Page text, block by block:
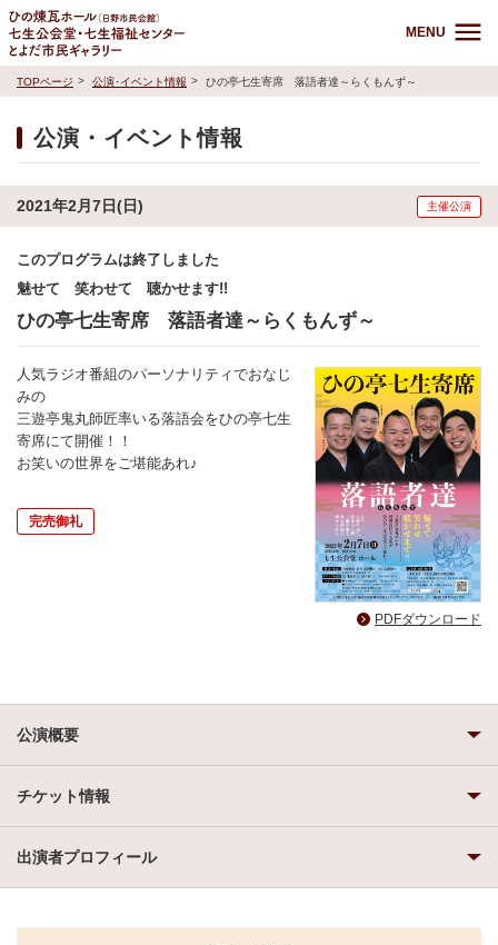
MENU
TOPページ 公演･イベント情報 ひの亭七生寄席 落語者達～らくもんず～
公演・イベント情報
2021年2月7日(日) 主催公演
このプログラムは終了しました
魅せて 笑わせて 聴かせます!!
ひの亭七生寄席 落語者達～らくもんず～
人気ラジオ番組のパーソナリティでおなじ
みの
三遊亭鬼丸師匠率いる落語会をひの亭七生
寄席にて開催！！
お笑いの世界をご堪能あれ♪
完売御礼
PDFダウンロード
公演概要
チケット情報
出演者プロフィール